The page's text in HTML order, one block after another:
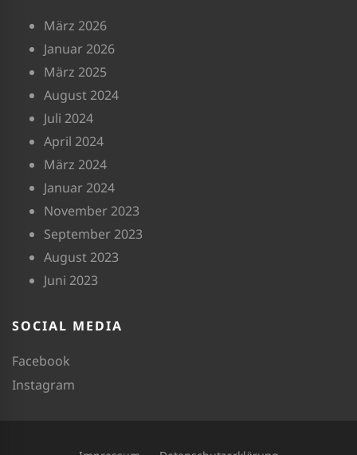
März 2026
Januar 2026
März 2025
August 2024
Juli 2024
April 2024
März 2024
Januar 2024
November 2023
September 2023
August 2023
Juni 2023
SOCIAL MEDIA
Facebook
Instagram